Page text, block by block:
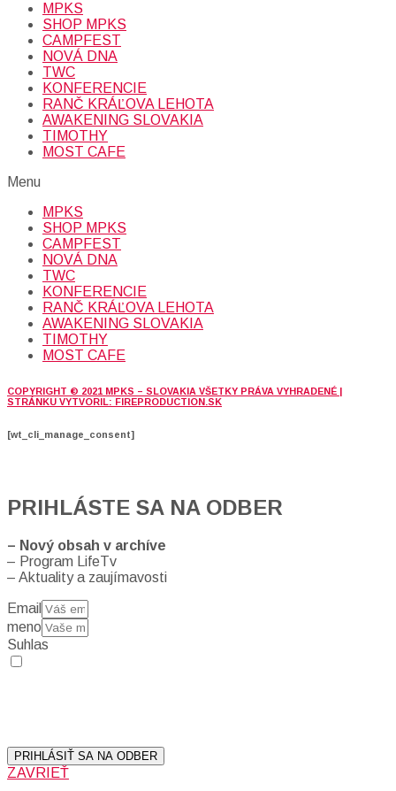
MPKS
SHOP MPKS
CAMPFEST
NOVÁ DNA
TWC
KONFERENCIE
RANČ KRÁĽOVA LEHOTA
AWAKENING SLOVAKIA
TIMOTHY
MOST CAFE
Menu
MPKS
SHOP MPKS
CAMPFEST
NOVÁ DNA
TWC
KONFERENCIE
RANČ KRÁĽOVA LEHOTA
AWAKENING SLOVAKIA
TIMOTHY
MOST CAFE
COPYRIGHT © 2021 MPKS – SLOVAKIA VŠETKY PRÁVA VYHRADENÉ |
STRÁNKU VYTVORIL: FIREPRODUCTION.SK
[wt_cli_manage_consent]
PRIHLÁSTE SA NA ODBER
– Nový obsah v archíve
– Program LifeTv
– Aktuality a zaujímavosti
Email
meno
Suhlas
PRIHLÁSIŤ SA NA ODBER
ZAVRIEŤ